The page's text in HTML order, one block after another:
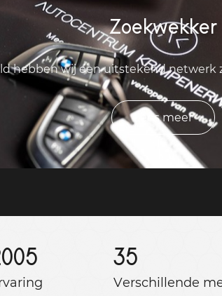
Zoekwekker
hebben wij een uitstekend
Lees meer
35
Verschillende